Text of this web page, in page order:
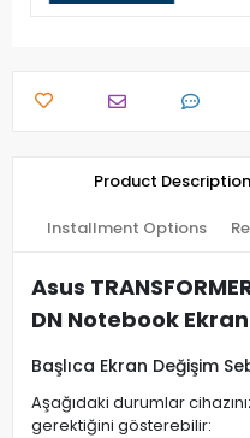
Product Description
Installment Options
Asus
DN Notebook
Başlıca Ekran Değişim
Aşağıdaki durumlar
gerektiğini gösterebilir: